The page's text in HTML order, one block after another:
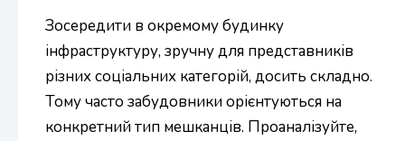
Зосередити в окремому будинку
інфраструктуру, зручну для представників
різних соціальних категорій, досить складно.
Тому часто забудовники орієнтуються на
конкретний тип мешканців. Проаналізуйте,